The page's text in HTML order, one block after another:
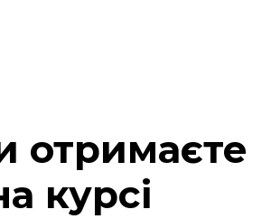
отримаєте
курсі